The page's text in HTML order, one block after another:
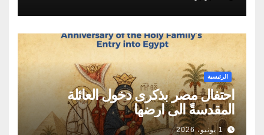
لامتلاك أول برنامج نووي سلمي لإنتاج
الطاقة
الرئيسية
احتفال مصر بذكرى دخول العائلة
المقدسةً الى ارضها
1 يونيو، 2026